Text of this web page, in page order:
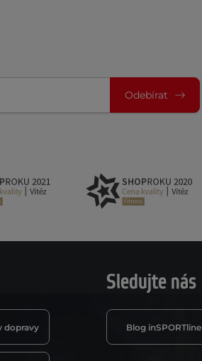
Odebírat
dopravy
Sledujte nás
Blog inSPORTline